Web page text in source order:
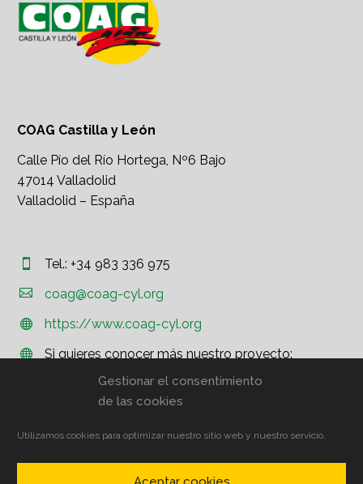
Gestionar el consentimiento
de las cookies
Utilizamos cookies para optimizar nuestro sitio web y nuestro servicio.
COAG Castilla y León
Calle Pío del Río Hortega, Nº6 Bajo
47014 Valladolid
Valladolid – España

 Tel.: +34 983 336 975

 coag@coag-cyl.org

 https://www.coag-cyl.org


Si quieres conocer más nuestro proyecto:
http://www.coag.org